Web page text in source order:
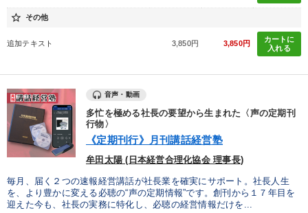
star_border その他
追加テキスト 3,850円 3,850円
カートに
入れる
音声・動画
多忙を極める社長の要望から生まれた〈声の定期刊
行物〉
《定期刊行》月刊講話経営塾
牟田太陽 (日本経営合理化協会 理事長)
毎月、届く２つの速報経営講話が社長業を確実にサポート。社長人生
を、より豊かに変える必聴の“声の定期情報”です。創刊から１７年目を
迎えた今も、社長の実務に特化し、必聴の経営情報だけを...